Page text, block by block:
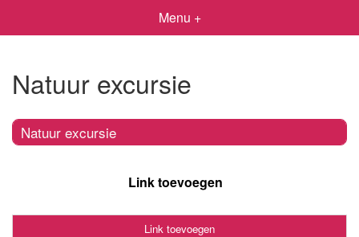
Menu +
Natuur excursie
Natuur excursie
Link toevoegen
Link toevoegen